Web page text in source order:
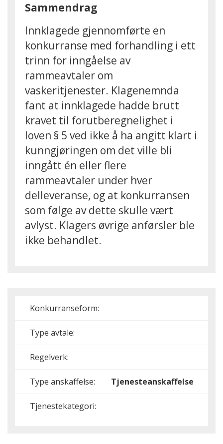
Sammendrag
Innklagede gjennomførte en
konkurranse med forhandling i ett
trinn for inngåelse av
rammeavtaler om
vaskeritjenester. Klagenemnda
fant at innklagede hadde brutt
kravet til forutberegnelighet i
loven § 5 ved ikke å ha angitt klart i
kunngjøringen om det ville bli
inngått én eller flere
rammeavtaler under hver
delleveranse, og at konkurransen
som følge av dette skulle vært
avlyst. Klagers øvrige anførsler ble
ikke behandlet.
Konkurranseform:
Type avtale:
Regelverk:
Type anskaffelse: Tjenesteanskaffelse
Tjenestekategori: